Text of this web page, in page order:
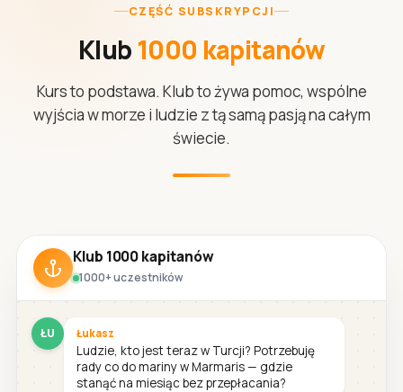
CZĘŚĆ SUBSKRYPCJI
Klub 1000 kapitanów
Kurs to podstawa. Klub to żywa pomoc, wspólne
wyjścia w morze i ludzie z tą samą pasją na całym
świecie.
Klub 1000 kapitanów
1000+ uczestników
ŁU Łukasz
Ludzie, kto jest teraz w Turcji? Potrzebuję
rady co do mariny w Marmaris — gdzie
stanąć na miesiąc bez przepłacania?